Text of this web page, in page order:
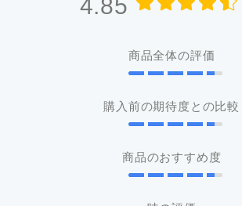
4.85
商品全体の評価
購入前の期待度との比較
商品のおすすめ度